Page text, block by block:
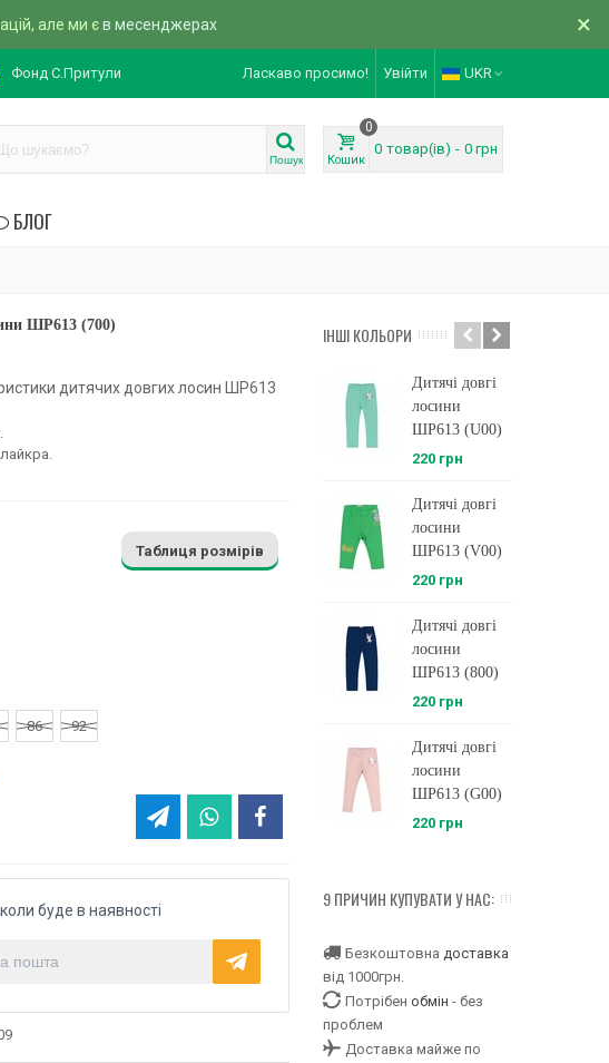
але ми єв месенджерах ×
Фонд С.Притули Ласкаво просимо! Увійти UKR
Пошук Кошик
0
0 товар(ів) - 0 грн
БЛОГ
ШР613 (700)
дитячих довгих лосин ШР613
Таблиця розмірів
86 92
буде в наявності
ІНШІ КОЛЬОРИ
Дитячі довгі
лосини
ШР613 (U00)
220 грн
Дитячі довгі
лосини
ШР613 (V00)
220 грн
Дитячі довгі
лосини
ШР613 (800)
220 грн
Дитячі довгі
лосини
ШР613 (G00)
220 грн
9 ПРИЧИН КУПУВАТИ У НАС:
Безкоштовна доставка
від 1000грн.
Потрібен обмін - без
проблем
Доставка майже по